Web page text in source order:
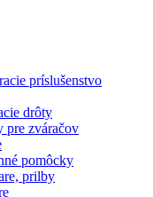
príslušenstvo
drôty
pre zváračov
pomôcky
prilby